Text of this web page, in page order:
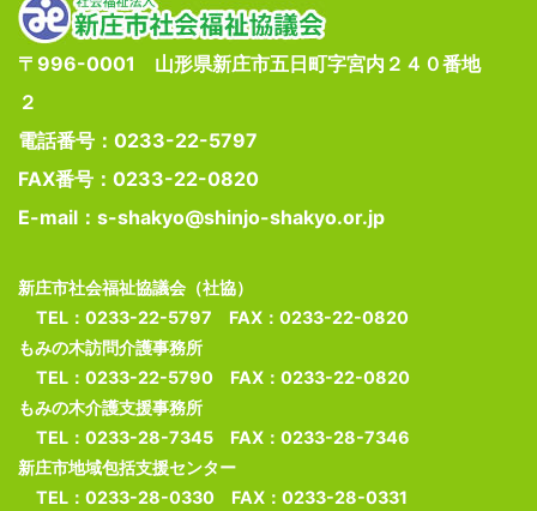
〒996-0001 山形県新庄市五日町字宮内２４０番地
２
電話番号：0233-22-5797
FAX番号：0233-22-0820
E-mail：s-shakyo@shinjo-shakyo.or.jp
新庄市社会福祉協議会（社協）
TEL：0233-22-5797 FAX：0233-22-0820
もみの木訪問介護事務所
TEL：0233-22-5790 FAX：0233-22-0820
もみの木介護支援事務所
TEL：0233-28-7345 FAX：0233-28-7346
新庄市地域包括支援センター
TEL：0233-28-0330 FAX：0233-28-0331